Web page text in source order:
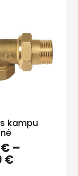
kampu
€ –
€Price